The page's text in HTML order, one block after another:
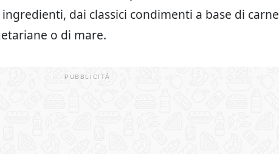
dai classici condimenti a base di carne
o di mare.